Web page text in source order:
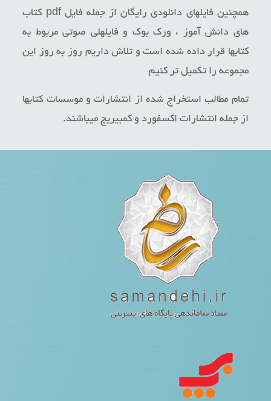
همچنین فایلهای دانلودی رایگان از جمله فایل pdf کتاب
های دانش آموز ، ورک بوک و فایلهلی صوتی مربوط به
کتابها قرار داده شده است و تلاش داریم روز به روز این
مجموعه را تکمیل تر کنیم
تمام مطالب استخراج شده از انتشارات و موسسات کتابها
از جمله انتشارات اکسفورد و کمبیریج میباشند.